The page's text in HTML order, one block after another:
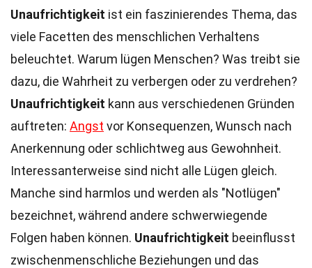
Unaufrichtigkeit ist ein faszinierendes Thema, das
viele Facetten des menschlichen Verhaltens
beleuchtet. Warum lügen Menschen? Was treibt sie
dazu, die Wahrheit zu verbergen oder zu verdrehen?
Unaufrichtigkeit kann aus verschiedenen Gründen
auftreten: Angst vor Konsequenzen, Wunsch nach
Anerkennung oder schlichtweg aus Gewohnheit.
Interessanterweise sind nicht alle Lügen gleich.
Manche sind harmlos und werden als "Notlügen"
bezeichnet, während andere schwerwiegende
Folgen haben können. Unaufrichtigkeit beeinflusst
zwischenmenschliche Beziehungen und das